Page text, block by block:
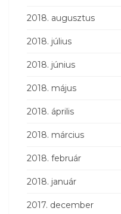
2018. augusztus
2018. július
2018. június
2018. május
2018. április
2018. március
2018. február
2018. január
2017. december